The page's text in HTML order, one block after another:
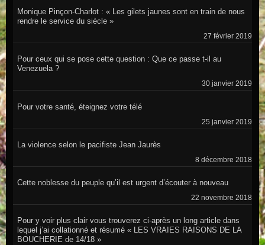
Monique Pinçon-Charlot : « Les gilets jaunes sont en train de nous
rendre le service du siècle »
27 février 2019
Pour ceux qui se pose cette question : Que ce passe t-il au
Venezuela ?
30 janvier 2019
Pour votre santé, éteignez votre télé
25 janvier 2019
La violence selon le pacifiste Jean Jaurès
8 décembre 2018
Cette noblesse du peuple qu’il est urgent d’écouter à nouveau
22 novembre 2018
Pour y voir plus clair vous trouverez ci-après un long article dans
lequel j’ai collationné et résumé « LES VRAIES RAISONS DE LA
BOUCHERIE de 14/18 »